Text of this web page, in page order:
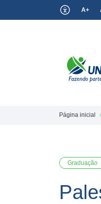
A+
Página inicial
Graduação